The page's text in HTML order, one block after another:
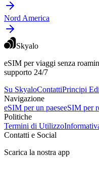
Nord America
Skyalo
eSIM per viaggi senza
supporto 24/7
Su SkyaloContattiPrincipi
Navigazione
eSIM per un paeseeSIM per
Politiche
Termini di Utilizzo
Contatti e Social
Scarica la nostra app